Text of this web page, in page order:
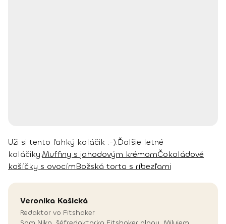
Uži si tento ľahký koláčik :-).Ďalšie letné
koláčiky:Muffiny s jahodovým krémomČokoládové
košíčky s ovocímBožská torta s ríbezľami
Veronika Kašická
Redaktor vo Fitshaker